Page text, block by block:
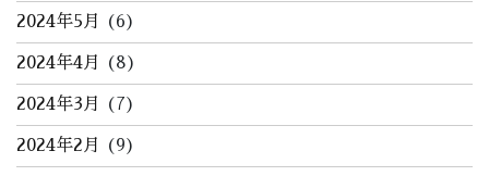
2024年5月 (6)
2024年4月 (8)
2024年3月 (7)
2024年2月 (9)